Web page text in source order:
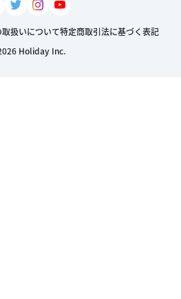
扱いについて特定商取引法に基づく表記
Holiday Inc.